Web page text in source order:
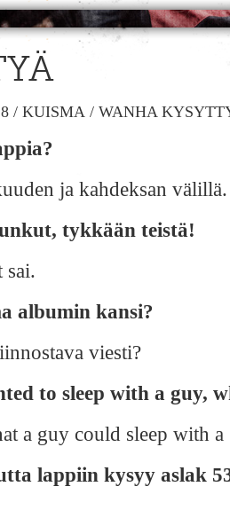
/ KUISMA / WANHA
ja kahdeksan välillä.
tykkään teistä!
sai.
albumin kansi?
viesti?
to sleep with a guy,
a guy could sleep with
lappiin kysyy aslak